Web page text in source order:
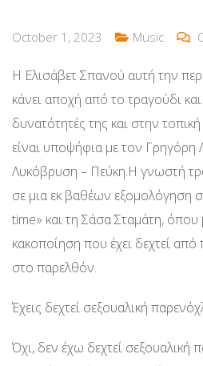
October 1, 2023 Music
Η Ελισάβετ Σπανού αυτή την
κάνει αποχή από το τραγούδι και
δυνατότητές της και στην
είναι υποψήφια με τον
Λυκόβρυση – Πεύκη.Η γνωστή
σε μια εκ βαθέων εξομολόγηση
time» και τη Σάσα Σταμάτη, όπου
κακοποίηση που έχει δεχτεί
στο παρελθόν.
Έχεις δεχτεί σεξουαλική
Όχι, δεν έχω δεχτεί